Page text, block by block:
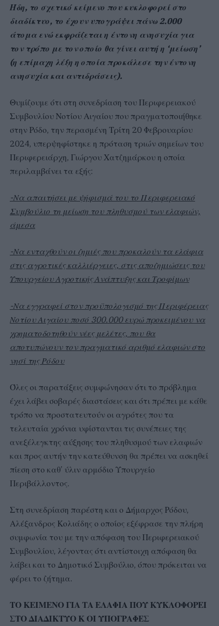
Ήδη, το σχετικό κείμενο που κυκλοφορεί στο
διαδίκτυο, το έχουν υπογράψει πάνω 2.000
άτομα ενώ εκφράζεται η έντονη ανησυχία για
τον τρόπο με τον οποίο θα γίνει αυτή η ‘μείωση’
(η επίμαχη λέξη η οποία προκάλεσε την έντονη
ανησυχία και αντιδράσεις).
Θυμίζουμε ότι στη συνεδρίαση του Περιφερειακού
Συμβουλίου Νοτίου Αιγαίου που πραγματοποιήθηκε
στην Ρόδο, την περασμένη Τρίτη 20 Φεβρουαρίου
2024, υπερψηφίστηκε η πρόταση τριών σημείων του
Περιφερειάρχη, Γιώργου Χατζημάρκου η οποία
περιλαμβάνει τα εξής:
-Να απαιτήσει με ψήφισμά του το Περιφερειακό
Συμβούλιο τη μείωση του πληθυσμού των ελαφιών,
άμεσα
-Να ενταχθούν οι ζημιές που προκαλούν τα ελάφια
στις αγροτικές καλλιέργειες, στις αποζημιώσεις του
Υπουργείου Αγροτικής Ανάπτυξης και Τροφίμων
-Να εγγραφεί στον προϋπολογισμό της Περιφέρειας
Νοτίου Αιγαίου ποσό 300.000 ευρώ προκειμένου να
χρηματοδοτηθούν νέες μελέτες, που θα
αποτυπώνουν τον πραγματικό αριθμό ελαφιών στο
νησί της Ρόδου
Όλες οι παρατάξεις συμφώνησαν ότι το πρόβλημα
έχει λάβει σοβαρές διαστάσεις και ότι πρέπει με κάθε
τρόπο να προστατευτούν οι αγρότες που τα
τελευταία χρόνια υφίστανται τις συνέπειες της
ανεξέλεγκτης αύξησης του πληθυσμού των ελαφιών
και προς αυτήν την κατεύθυνση θα πρέπει να ασκηθεί
πίεση στο καθ’ ύλιν αρμόδιο Υπουργείο
Περιβάλλοντος.
Στη συνεδρίαση παρέστη και ο Δήμαρχος Ρόδου,
Αλέξανδρος Κολιάδης ο οποίος εξέφρασε την πλήρη
συμφωνία του με την απόφαση του Περιφερειακού
Συμβουλίου, λέγοντας ότι αντίστοιχη απόφαση θα
λάβει και το Δημοτικό Συμβούλιο, όπου πρόκειται να
φέρει το ζήτημα.
ΤΟ ΚΕΙΜΕΝΟ ΓΙΑ ΤΑ ΕΛΑΦΙΑ ΠΟΥ ΚΥΚΛΟΦΟΡΕΙ
ΣΤΟ ΔΙΑΔΙΚΤΥΟ Κ ΟΙ ΥΠΟΓΡΑΦΕΣ